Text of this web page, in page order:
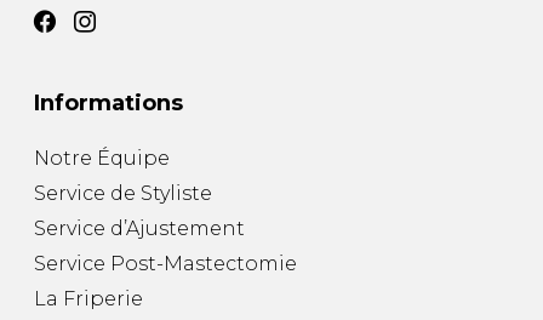
Informations
Notre Équipe
Service de Styliste
Service d’Ajustement
Service Post-Mastectomie
La Friperie